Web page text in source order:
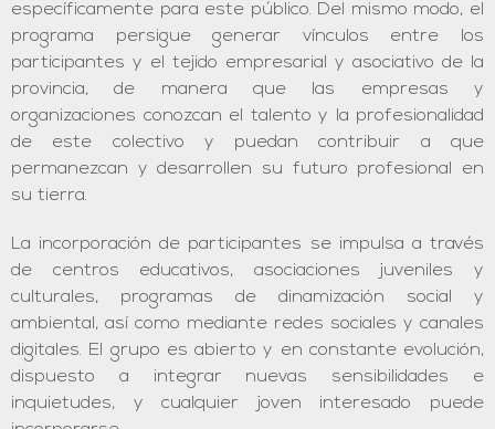
específicamente para este público. Del mismo modo, el
programa persigue generar vínculos entre los
participantes y el tejido empresarial y asociativo de la
provincia, de manera que las empresas y
organizaciones conozcan el talento y la profesionalidad
de este colectivo y puedan contribuir a que
permanezcan y desarrollen su futuro profesional en
su tierra.
La incorporación de participantes se impulsa a través
de centros educativos, asociaciones juveniles y
culturales, programas de dinamización social y
ambiental, así como mediante redes sociales y canales
digitales. El grupo es abierto y en constante evolución,
dispuesto a integrar nuevas sensibilidades e
inquietudes, y cualquier joven interesado puede